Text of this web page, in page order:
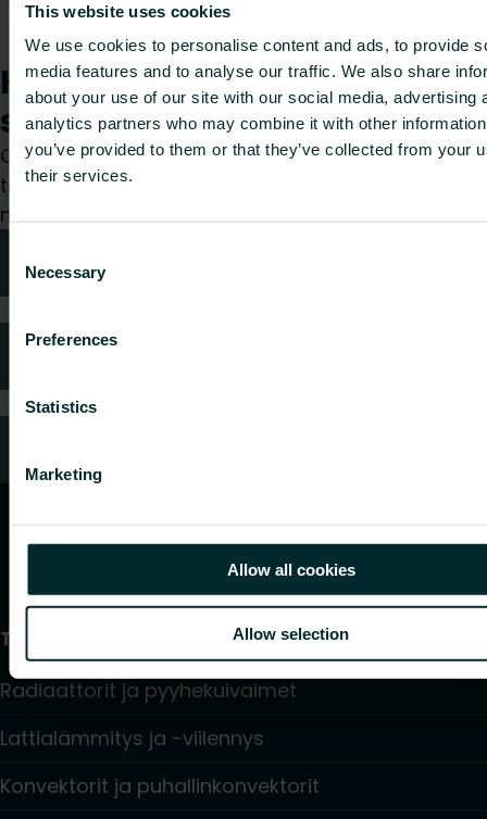
This website uses cookies
We use cookies to personalise content and ads, to provide
media features and to analyse our traffic. We also share
about your use of our site with our social media, advertising
analytics partners who may combine it with other
you’ve provided to them or that they’ve collected from your
their services.
Selection
Necessary
Preferences
Statistics
Marketing
Allow all cookies
Allow selection
5410890
jalkakannake
22-44/200
Kuinka voimme auttaa
sinua?
Olitpa sitten suunnittelija, asentaja, arkkitehti,
tukkumyyjä tai loppukäyttäjä, valitse kategoria ja
me hoidamme pyyntösi mielellämme.
Tekniken neuvonta
Tuotteet
Radiaattorit ja pyyhekuivaimet
Lattialämmitys ja -viilennys
Konvektorit ja puhallinkonvektorit